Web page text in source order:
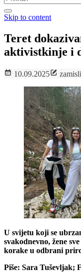
Skip to content
Teret
aktivistkinje i
10.09.2025
U svijetu koji se
svakodnevno, žene
korake u odbrani
Piše: Sara Tuševljak;